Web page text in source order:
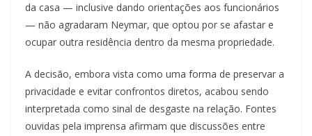
da casa — inclusive dando orientações aos funcionários
— não agradaram Neymar, que optou por se afastar e
ocupar outra residência dentro da mesma propriedade.
A decisão, embora vista como uma forma de preservar a
privacidade e evitar confrontos diretos, acabou sendo
interpretada como sinal de desgaste na relação. Fontes
ouvidas pela imprensa afirmam que discussões entre